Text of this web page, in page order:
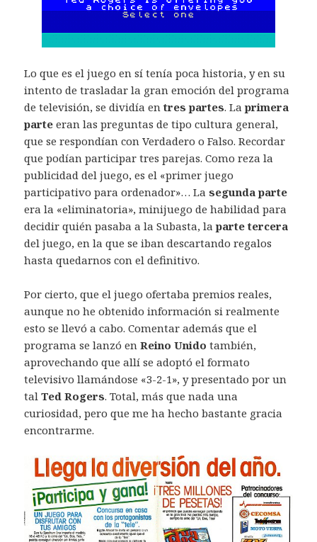
Lo que es el juego en sí tenía poca historia, y en su
intento de trasladar la gran emoción del programa
de televisión, se dividía entres partes. Laprimera
parte eran las preguntas de tipo cultura general,
que se respondían con Verdadero o Falso. Recordar
que podían participar tres parejas. Como reza la
publicidad del juego, es el «primer juego
participativo para ordenador»… Lasegunda parte
era la «eliminatoria», minijuego de habilidad para
decidir quién pasaba a la Subasta, laparte tercera
del juego, en la que se iban descartando regalos
hasta quedarnos con el definitivo.
Por cierto, que el juego ofertaba premios reales,
aunque no he obtenido información si realmente
esto se llevó a cabo. Comentar además que el
programa se lanzó enReino Unido también,
aprovechando que allí se adoptó el formato
televisivo llamándose «3-2-1», y presentado por un
talTed Rogers. Total, más que nada una
curiosidad, pero que me ha hecho bastante gracia
encontrarme.